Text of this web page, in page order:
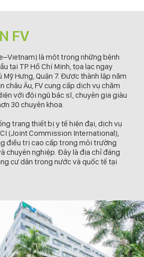
FV
là một trong những bệnh
tại TP. Hồ Chí Minh, tọa lạc ngay
Hưng, Quận 7. Được thành lập năm
châu Âu, FV cung cấp dịch vụ chăm
với đội ngũ bác sĩ, chuyên gia giàu
30 chuyên khoa.
trang thiết bị y tế hiện đại, dịch vụ
(Joint Commission International),
điều trị cao cấp trong môi trường
chuyên nghiệp. Đây là địa chỉ đáng
cư dân trong nước và quốc tế tại